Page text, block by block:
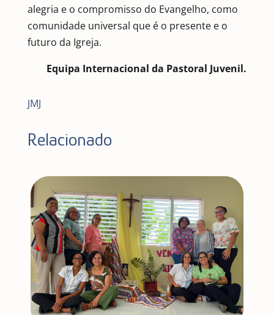
alegria e o compromisso do Evangelho, como
comunidade universal que é o presente e o
futuro da Igreja.
Equipa Internacional da Pastoral Juvenil.
JMJ
Relacionado